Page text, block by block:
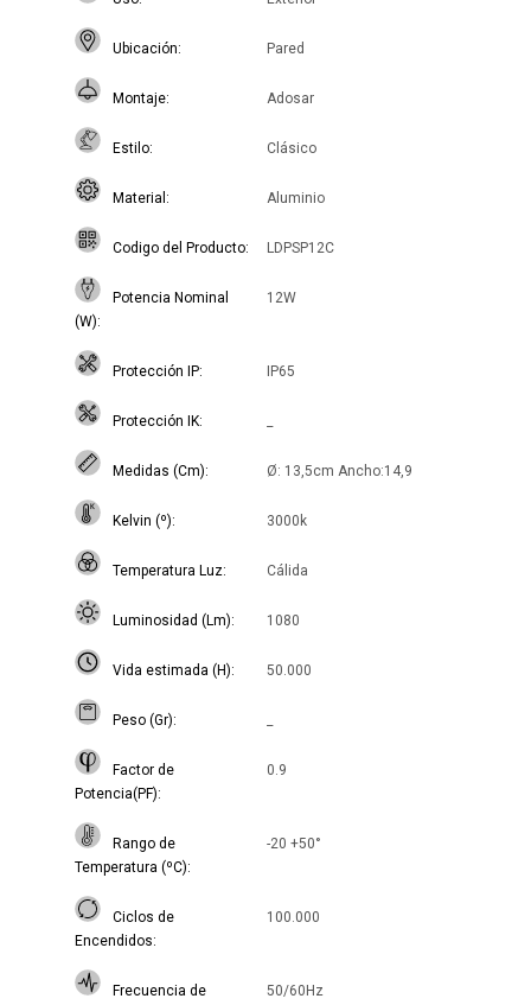
Ubicación Pared
Montaje Adosar
Estilo Clásico
Material Aluminio
Codigo del Producto LDPSP12C
Potencia Nominal
(W)
12W
Protección IP IP65
Protección IK
Medidas (Cm) Ø: 13,5cm Ancho:14,9
Kelvin (º) 3000k
Temperatura Luz Cálida
Luminosidad (Lm) 1080
Vida estimada (H) 50.000
Peso (Gr)
Factor de
Potencia(PF)
0.9
Rango de
Temperatura (ºC)
-20 +50°
Ciclos de
Encendidos
100.000
Frecuencia de
50/60Hz